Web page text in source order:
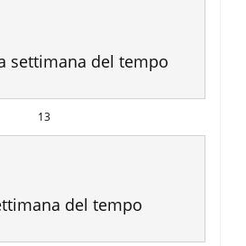
settimana del tempo
13
del tempo